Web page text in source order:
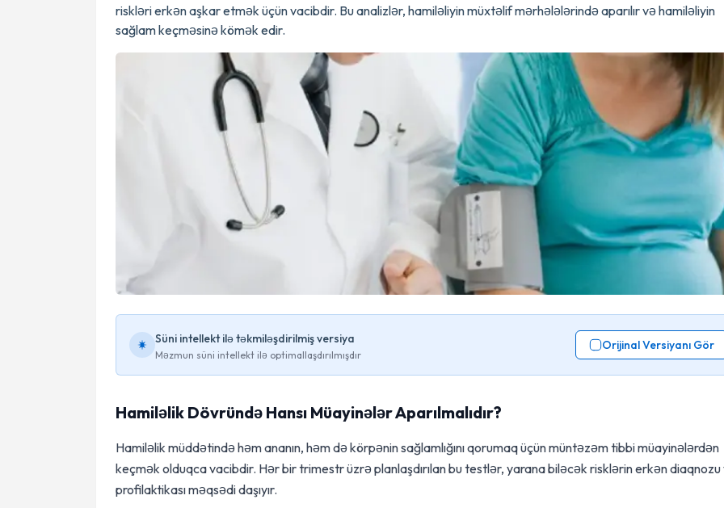
riskləri erkən aşkar etmək üçün vacibdir. Bu analizlər, hamiləliyin müxtəlif mərhələlərində aparılır və hamiləliyin
sağlam keçməsinə kömək edir.
Süni intellekt ilə təkmiləşdirilmiş versiya
Məzmun süni intellekt ilə optimallaşdırılmışdır
Orijinal Versiyanı Gör
Hamiləlik Dövründə Hansı Müayinələr Aparılmalıdır?
Hamiləlik müddətində həm ananın, həm də körpənin sağlamlığını qorumaq üçün müntəzəm tibbi müayinələrdən
keçmək olduqca vacibdir. Hər bir trimestr üzrə planlaşdırılan bu testlər, yarana biləcək risklərin erkən diaqnozu
profilaktikası məqsədi daşıyır.